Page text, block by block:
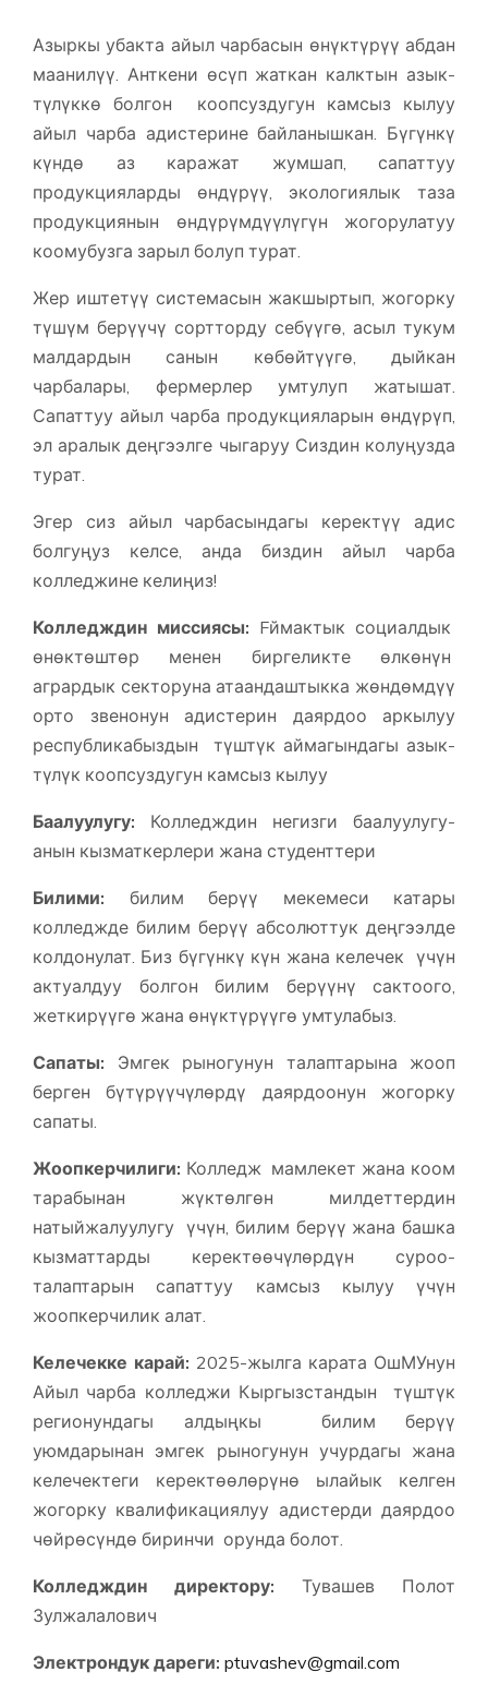
Азыркы убакта айыл чарбасын өнүктүрүү абдан
маанилүү. Анткени өсүп жаткан калктын азык-
түлүккө болгон коопсуздугун камсыз кылуу
айыл чарба адистерине байланышкан. Бүгүнкү
күндө аз каражат жумшап, сапаттуу
продукцияларды өндүрүү, экологиялык таза
продукциянын өндүрүмдүүлүгүн жогорулатуу
коомубузга зарыл болуп турат.
Жер иштетүү системасын жакшыртып, жогорку
түшүм берүүчү сортторду себүүгө, асыл тукум
малдардын санын көбөйтүүгө, дыйкан
чарбалары, фермерлер умтулуп жатышат.
Сапаттуу айыл чарба продукцияларын өндүрүп,
эл аралык деңгээлге чыгаруу Сиздин колуңузда
турат.
Эгер сиз айыл чарбасындагы керектүү адис
болгуңуз келсе, анда биздин айыл чарба
колледжине келиңиз!
Колледждин миссиясы: Fймактык социалдык
өнөктөштөр менен биргеликте өлкөнүн
агрардык секторуна атаандаштыкка жөндөмдүү
орто звенонун адистерин даярдоо аркылуу
республикабыздын түштүк аймагындагы азык-
түлүк коопсуздугун камсыз кылуу
Баалуулугу: Колледждин негизги баалуулугу-
анын кызматкерлери жана студенттери
Билими: билим берүү мекемеси катары
колледжде билим берүү абсолюттук деңгээлде
колдонулат. Биз бүгүнкү күн жана келечек үчүн
актуалдуу болгон билим берүүнү сактоого,
жеткирүүгө жана өнүктүрүүгө умтулабыз.
Сапаты: Эмгек рыногунун талаптарына жооп
берген бүтүрүүчүлөрдү даярдоонун жогорку
сапаты.
Жоопкерчилиги: Колледж мамлекет жана коом
тарабынан жүктөлгөн милдеттердин
натыйжалуулугу үчүн, билим берүү жана башка
кызматтарды керектөөчүлөрдүн суроо-
талаптарын сапаттуу камсыз кылуу үчүн
жоопкерчилик алат.
Келечекке карай: 2025-жылга карата ОшМУнун
Айыл чарба колледжи Кыргызстандын түштүк
регионундагы алдыңкы билим берүү
уюмдарынан эмгек рыногунун учурдагы жана
келечектеги керектөөлөрүнө ылайык келген
жогорку квалификациялуу адистерди даярдоо
чөйрөсүндө биринчи орунда болот.
Колледждин директору: Тувашев Полот
Зулжалалович
Электрондук дареги: ptuvashev@gmail.com